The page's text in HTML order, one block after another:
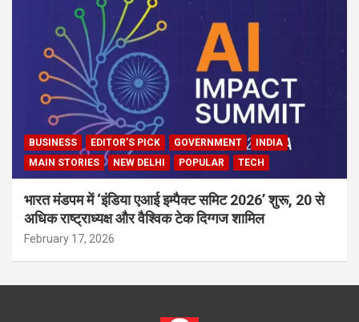
BUSINESS EDITOR'S PICK GOVERNMENT
INDIA
MAIN STORIES
NEW DELHI POPULAR TECH
भारत मंडपम में ‘इंडिया एआई इम्पैक्ट समिट 2026’ शुरू, 20 से
अधिक राष्ट्राध्यक्ष और वैश्विक टेक दिग्गज शामिल
February 17, 2026